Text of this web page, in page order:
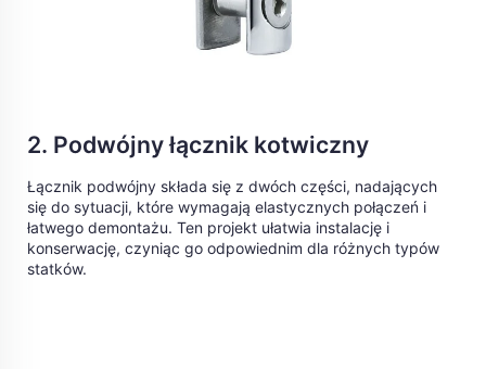
2. Podwójny łącznik kotwiczny
Łącznik podwójny składa się z dwóch części, nadających
się do sytuacji, które wymagają elastycznych połączeń i
łatwego demontażu. Ten projekt ułatwia instalację i
konserwację, czyniąc go odpowiednim dla różnych typów
statków.